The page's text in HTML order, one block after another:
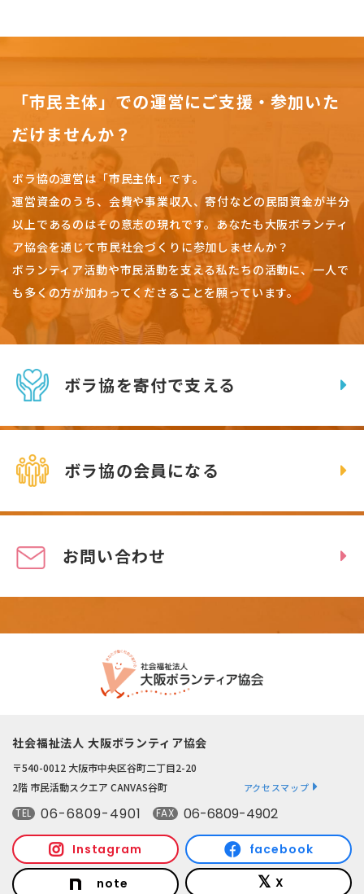
「市民主体」での運営にご支援・参加いた
だけませんか？
ボラ協の運営は「市民主体」です。
運営資金のうち、会費や事業収入、寄付などの民間資金が半分
以上であるのはその意志の現れです。 あなたも大阪ボランティ
ア協会を通じて市民社会づくりに参加しませんか？
ボランティア活動や市民活動を支える私たちの活動に、一人で
も多くの方が加わってくださることを願っています。
ボラ協を寄付で支える
ボラ協の会員になる
お問い合わせ
社会福祉法人 大阪ボランティア協会
〒540-0012 大阪市中央区谷町二丁目2-20
2階 市民活動スクエア CANVAS谷町
アクセスマップ
TEL 06-6809-4901 FAX 06-6809-4902
Instagram facebook
note X